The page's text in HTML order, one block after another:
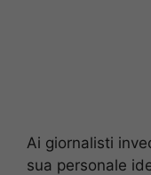
Ai giornalisti
sua personale